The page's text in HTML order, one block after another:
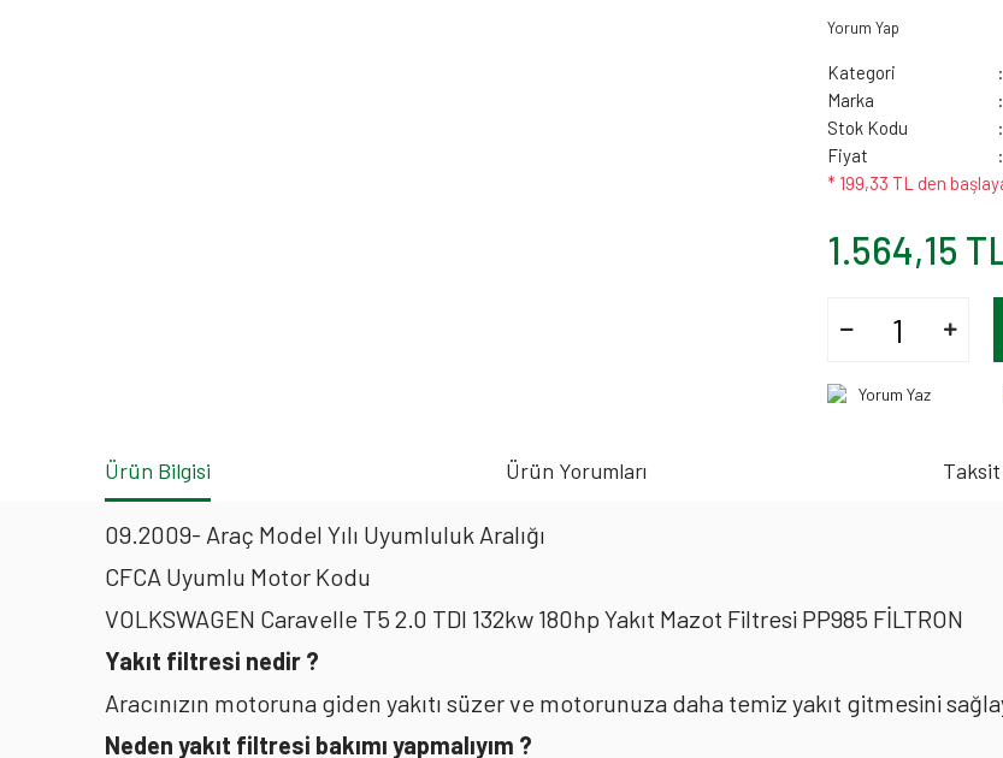
Yorum Yap
Kategori
Marka
Stok Kodu
Fiyat
* 199,33 TL den
1.564,15
Yorum Yaz
Ürün Bilgisi Ürün Yorumları
09.2009- Araç Model Yılı Uyumluluk Aralığı
CFCA Uyumlu Motor Kodu
VOLKSWAGEN Caravelle T5 2.0 TDI 132kw 180hp Yakıt Mazot Filtresi PP985 FİLTRON
Yakıt filtresi nedir ?
Aracınızın motoruna giden yakıtı süzer ve motorunuza daha temiz yakıt gitmesini
Neden yakıt filtresi bakımı yapmalıyım ?